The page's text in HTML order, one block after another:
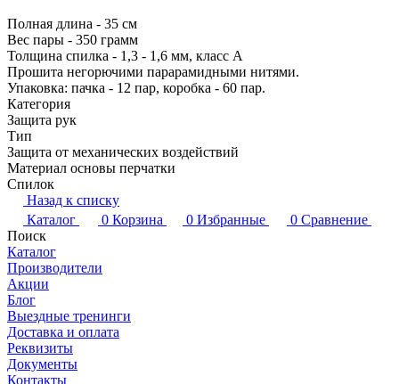
Полная длина - 35 см
Вес пары - 350 грамм
Толщина спилка - 1,3 - 1,6 мм, класс А
Прошита негорючими парарамидными нитями.
Упаковка: пачка - 12 пар, коробка - 60 пар.
Категория
Защита рук
Тип
Защита от механических воздействий
Материал основы перчатки
Спилок
Назад к списку
Каталог
0 Корзина 0 Избранные 0 Сравнение
Поиск
Каталог
Производители
Акции
Блог
Выездные тренинги
Доставка и оплата
Реквизиты
Документы
Контакты